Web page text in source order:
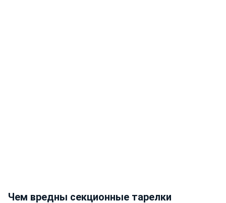
Чем вредны секционные тарелки